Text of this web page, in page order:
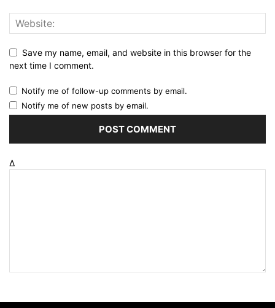
Save my name, email, and website in this browser for the
next time I comment.
Notify me of follow-up comments by email.
Notify me of new posts by email.
Δ